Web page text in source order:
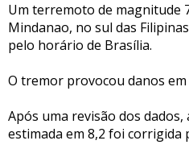
Um terremoto de magnitude
Mindanao, no sul das
pelo horário de Brasília.
O tremor provocou danos
Após uma revisão dos
estimada em 8,2 foi corrigida